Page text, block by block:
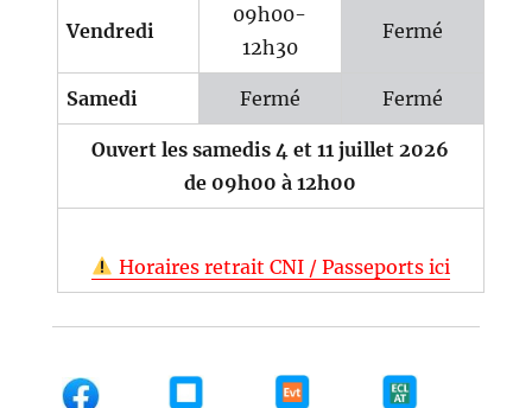
Vendredi
09h00-
12h30
Fermé
Samedi Fermé Fermé
Ouvert les samedis 4 et 11 juillet 2026
de 09h00 à 12h00
Horaires retrait CNI / Passeports ici